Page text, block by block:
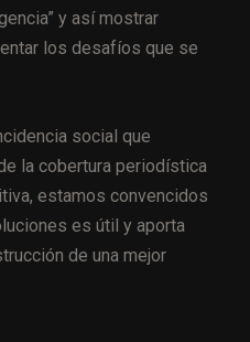
y así mostrar
los desafíos que se
social que
la cobertura periodística
estamos convencidos
es útil y aporta
de una mejor